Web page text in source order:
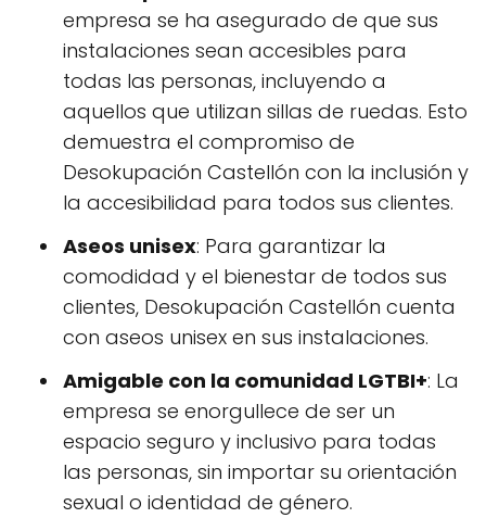
empresa se ha asegurado de que sus
instalaciones sean accesibles para
todas las personas, incluyendo a
aquellos que utilizan sillas de ruedas. Esto
demuestra el compromiso de
Desokupación Castellón con la inclusión y
la accesibilidad para todos sus clientes.
Aseos unisex: Para garantizar la
comodidad y el bienestar de todos sus
clientes, Desokupación Castellón cuenta
con aseos unisex en sus instalaciones.
Amigable con la comunidad LGTBI+: La
empresa se enorgullece de ser un
espacio seguro y inclusivo para todas
las personas, sin importar su orientación
sexual o identidad de género.